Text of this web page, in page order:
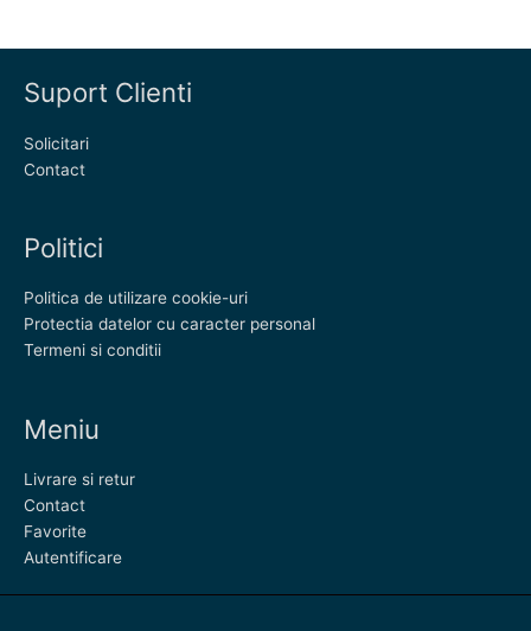
Suport Clienti
Solicitari
Contact
Politici
Politica de utilizare cookie-uri
Protectia datelor cu caracter personal
Termeni si conditii
Meniu
Livrare si retur
Contact
Favorite
Autentificare